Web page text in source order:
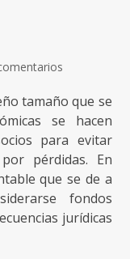
tamaño que se
se hacen
para evitar
pérdidas. En
que se de a
fondos
jurídicas